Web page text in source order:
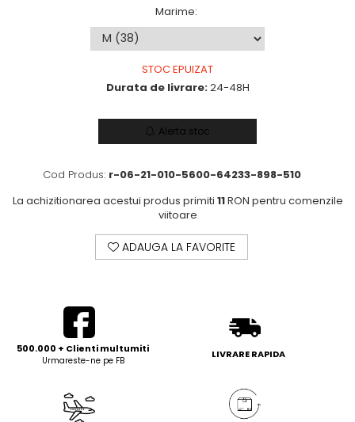
Marime:
STOC EPUIZAT
Durata de livrare:24-48H
Alerta stoc
Cod Produs: r-06-21-010-5600-64233-898-510
La achizitionarea acestui produs primiti 11RON pentru comenzile
viitoare
ADAUGA LA FAVORITE
500.000 + Clienti multumiti
Urmareste-ne pe FB LIVRARE RAPIDA